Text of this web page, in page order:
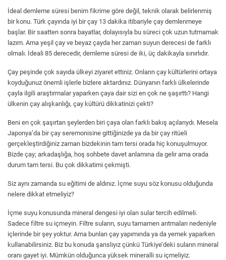
İdeal demleme süresi benim fikrime göre değil, teknik olarak belirlenmiş
bir konu. Türk çayında iyi bir çay 13 dakika itibariyle çay demlenmeye
başlar. Bir saatten sonra bayatlar, dolayısıyla bu süreci çok uzun tutmamak
lazım. Ama yeşil çay ve beyaz çayda her zaman suyun derecesi de farklı
olmalı. İdeali 85 derecedir, demleme süresi de iki, üç dakikayla sınırlıdır.
Çay peşinde çok sayıda ülkeyi ziyaret ettiniz. Onların çay kültürlerini ortaya
koyduğunuz önemli işlerle bizlere aktardınız. Dünyanın farklı ülkelerinde
çayla ilgili araştırmalar yaparken çaya dair sizi en çok ne şaşırttı? Hangi
ülkenin çay alışkanlığı, çay kültürü dikkatinizi çekti?
Beni en çok şaşırtan şeylerden biri çaya olan farklı bakış açılarıydı. Mesela
Japonya’da bir çay seremonisine gittiğinizde ya da bir çay ritüeli
gerçekleştirdiğiniz zaman bizdekinin tam tersi orada hiç konuşulmuyor.
Bizde çay; arkadaşlığa, hoş sohbete davet anlamına da gelir ama orada
durum tam tersi. Bu çok dikkatimi çekmişti.
Siz aynı zamanda su eğitimi de aldınız. İçme suyu söz konusu olduğunda
nelere dikkat etmeliyiz?
İçme suyu konusunda mineral dengesi iyi olan sular tercih edilmeli.
Sadece filtre su içmeyin. Filtre suların, suyu tamamen arıtmaları nedeniyle
içlerinde bir şey yoktur. Ama bunları çay yapımında ya da yemek yaparken
kullanabilirsiniz. Biz bu konuda şanslıyız çünkü Türkiye’deki suların mineral
oranı gayet iyi. Mümkün olduğunca yüksek mineralli su içmeliyiz.